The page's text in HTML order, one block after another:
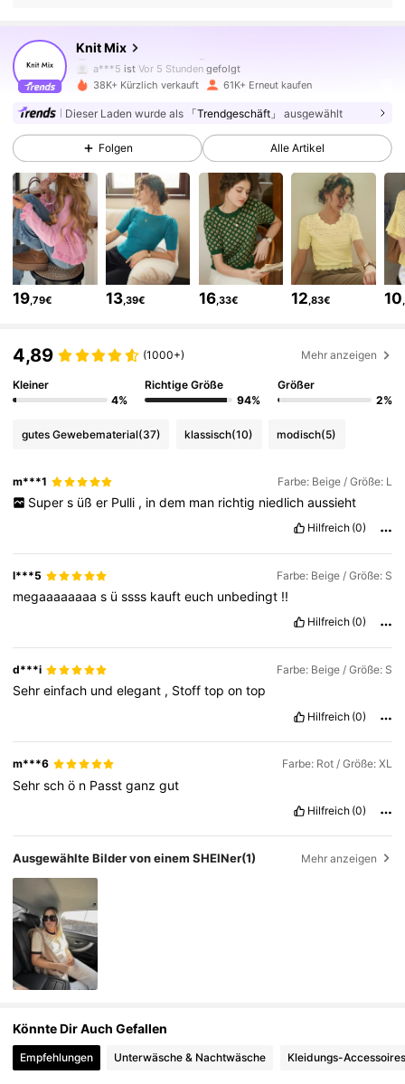
Knit Mix
a***5 ist Vor 5 Stundengefolgt
4,85 64K Follower
4,85 64K Follower
64K Follower
4,85 64K Follower
4,85
38K+ Kürzlich verkauft 61K+ Erneut kaufen
Dieser Laden wurde als 「Trendgeschäft」 ausgewählt
Folgen Alle Artikel
19 ,79€ 13 ,39€ 16,33€ 12 ,83€ 10
4,89 (1000+) Mehr anzeigen
Kleiner
4%
Richtige Größe
94%
Größer
2%
gutes Gewebematerial(37) klassisch(10) modisch(5)
m***1 Farbe: Beige / Größe: L
Super s üß er Pulli , in dem man richtig niedlich aussieht
Hilfreich (0)
l***5 Farbe: Beige / Größe: S
megaaaaaaaas üssss kaufteuch unbedingt !!
Hilfreich (0)
d***i Farbe: Beige / Größe: S
Sehreinfach undelegant , Stofftopontop
Hilfreich (0)
m***6 Farbe: Rot / Größe: XL
Sehrschö n Passtganzgut
Hilfreich (0)
Ausgewählte Bilder von einem SHEINer(1) Mehr anzeigen
Könnte Dir Auch Gefallen
Empfehlungen Unterwäsche & Nachtwäsche Kleidungs-Accessoires